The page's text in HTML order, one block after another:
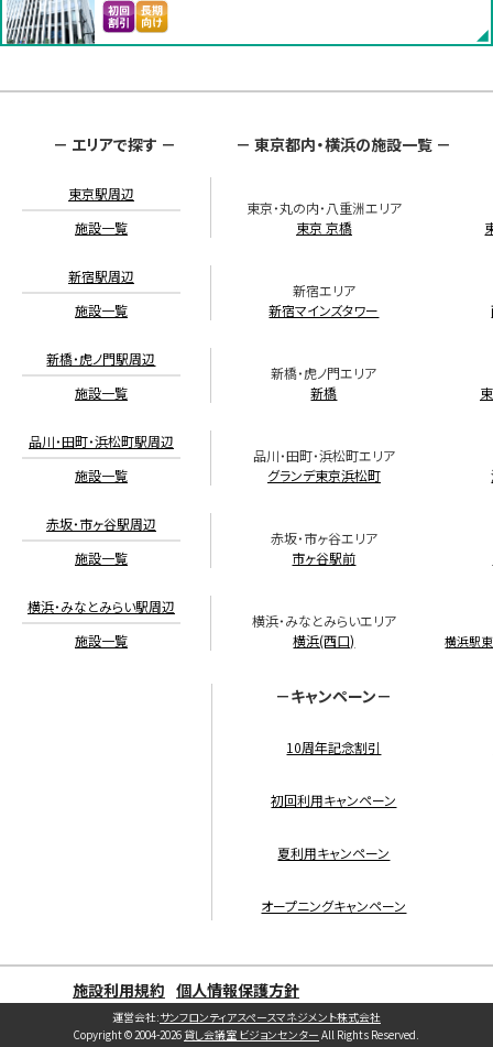
－ エリアで探す － － 東京都内・横浜の施設一覧 －
東京駅周辺
施設一覧
東京・丸の内・八重洲エリア
東京 京橋
新宿駅周辺
施設一覧
新宿エリア
新宿マインズタワー
新橋・虎ノ門駅周辺
施設一覧
新橋・虎ノ門エリア
新橋
品川・田町・浜松町駅周辺
施設一覧
品川・田町・浜松町エリア
グランデ東京浜松町
赤坂・市ヶ谷駅周辺
施設一覧
赤坂・市ヶ谷エリア
市ヶ谷駅前
横浜・みなとみらい駅周辺
施設一覧
横浜・みなとみらいエリア
横浜(西口)
横浜駅
－キャンペーン－
10周年記念割引
初回利用キャンペーン
夏利用キャンペーン
オープニングキャンペーン
施設利用規約 個人情報保護方針
運営会社:サンフロンティアスペースマネジメント株式会社
Copyright © 2004-2026貸し会議室 ビジョンセンター All Rights Reserved.